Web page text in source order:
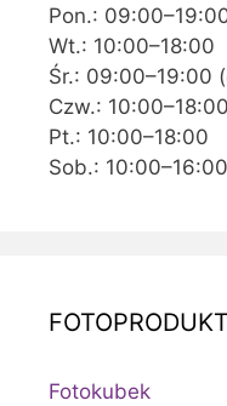
Pon.:
Wt.: 10:00–18:00
Śr.: 09:00–19:00
Czw.: 10:00–18:00
Pt.: 10:00–18:00
Sob.: 10:00–16:00
Fotokubek